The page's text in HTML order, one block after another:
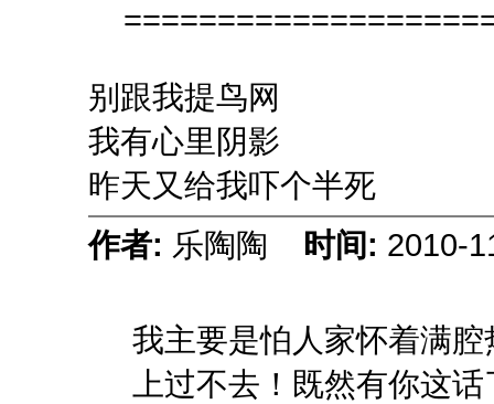
别跟我提鸟网
我有心里阴影
昨天又给我吓个半死
作者: 乐陶陶 时间: 2010-
我主要是怕人家怀着满
上过不去！既然有你这